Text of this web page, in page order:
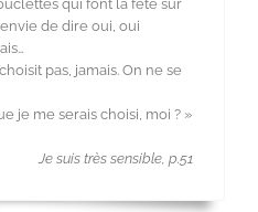
qui font la fête sur
envie de dire oui, oui
pas, jamais. On ne se
je me serais choisi, moi ? »
Je suis très sensible, p.51